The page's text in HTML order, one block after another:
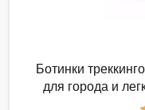
Ботинки
для города и